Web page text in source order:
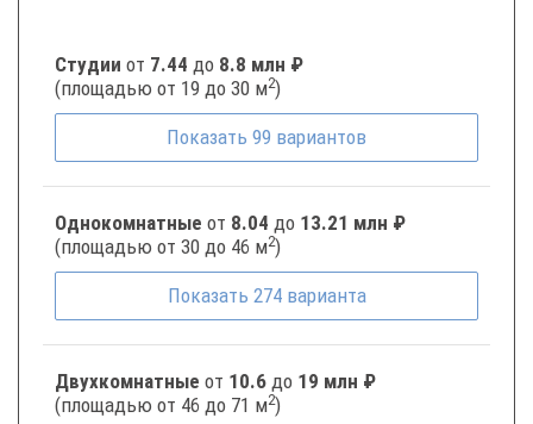
Студии от 7.44 до 8.8 млн ₽
(площадью от 19 до 30 м2)
Показать 99 вариантов
Однокомнатные от 8.04 до 13.21 млн ₽
(площадью от 30 до 46 м2)
Показать 274 варианта
Двухкомнатные от 10.6 до 19 млн ₽
(площадью от 46 до 71 м2)